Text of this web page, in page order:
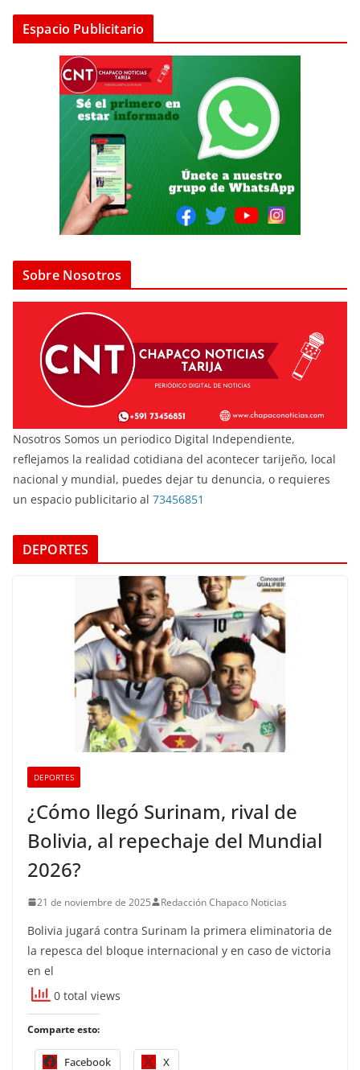
Espacio Publicitario
Sobre Nosotros
Nosotros Somos un periodico Digital Independiente,
reflejamos la realidad cotidiana del acontecer tarijeño, local
nacional y mundial, puedes dejar tu denuncia, o requieres
un espacio publicitario al 73456851
DEPORTES
DEPORTES
¿Cómo llegó Surinam, rival de
Bolivia, al repechaje del Mundial
2026?
21 de noviembre de 2025 Redacción Chapaco Noticias
Bolivia jugará contra Surinam la primera eliminatoria de
la repesca del bloque internacional y en caso de victoria
en el
0 total views
Comparte esto:
Facebook X